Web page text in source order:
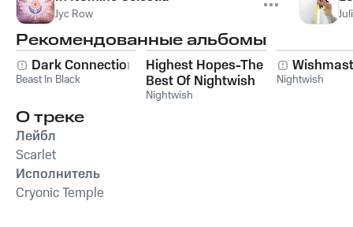
Jyc Row
Рекомендованные альбомы
Dark Connection
Beast In Black
Highest Hopes-The
Best Of Nightwish
Nightwish
Nightwish
О треке
Лейбл
Scarlet
Исполнитель
Cryonic Temple